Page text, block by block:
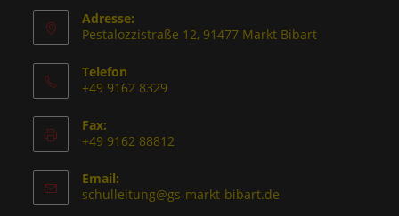
Adresse:
Pestalozzistraße 12, 91477 Markt Bibart
Telefon
+49 9162 8329
Fax:
+49 9162 88812
Email:
schulleitung@gs-markt-bibart.de